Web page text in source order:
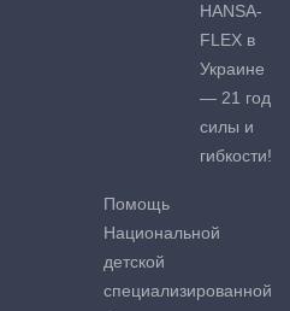
HANSA-
FLEX в
Украине
— 21 год
силы и
гибкости!
Помощь
Национальной
детской
специализированной